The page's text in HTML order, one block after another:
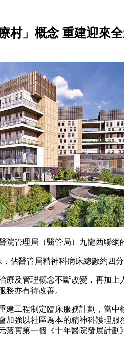
村」概念 重建迎來
院管理局（醫管局）九龍西聯
佔醫管局精神科病床總數約四
療及管理概念不斷改變，再加
務亦有待改善。
建工程制定臨床服務計劃，當
加強以社區為本的精神科護理
落實第一個《十年醫院發展計